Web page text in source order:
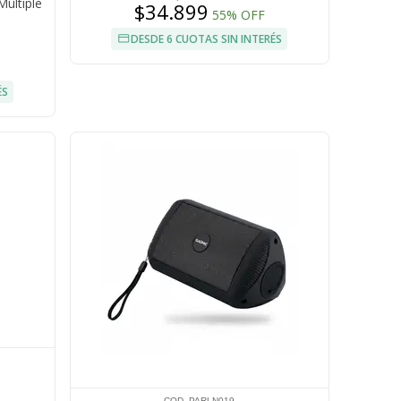
$34.899 55% OFF
DESDE 6 CUOTAS SIN INTERÉS